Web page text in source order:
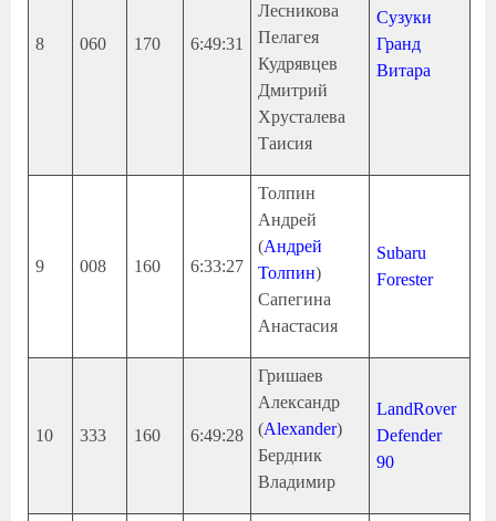
8 060 170 6:49:31
Лесникова
Пелагея
Кудрявцев
Дмитрий
Хрусталева
Таисия
Сузуки
Гранд
Витара
9 008 160 6:33:27
Толпин
Андрей
(Андрей
Толпин)
Сапегина
Анастасия
Subaru
Forester
10 333 160 6:49:28
Гришаев
Александр
(Alexander)
Бердник
Владимир
LandRover
Defender
90